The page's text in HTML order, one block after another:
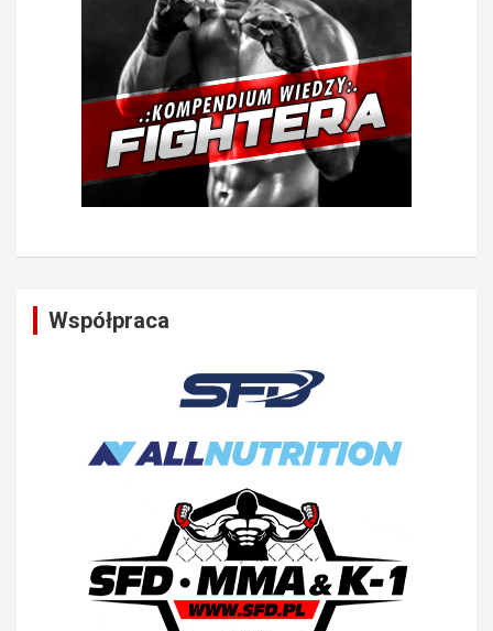
Współpraca